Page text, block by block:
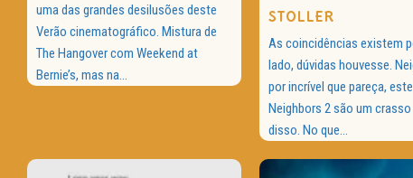
uma das grandes desilusões deste
Verão cinematográfico. Mistura de
The Hangover com Weekend at
Bernie’s, mas na...
STOLLER
As coincidências existem
lado, dúvidas houvesse.
por incrível que pareça, este
Neighbors 2 são um
disso. No que...